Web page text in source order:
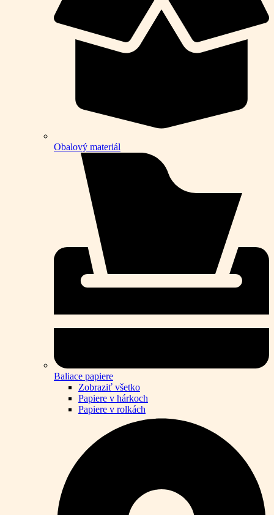
Obalový materiál
Baliace papiere
Zobraziť všetko
Papiere v hárkoch
Papiere v rolkách